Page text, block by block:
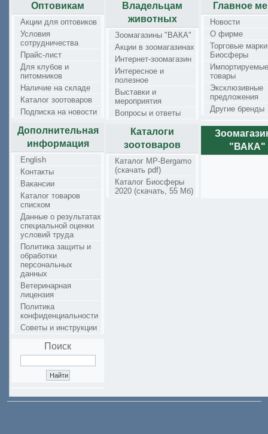
Оптовикам
Акции для оптовиков
Условия
сотрудничества
Прайс-лист
Для клубов и
питомников
Наличие на складе
Каталог зоотоваров
Подписка на новости
Дополнительная
информация
English
Контакты
Вакансии
Каталог товаров
списком
Данные о результатах
специальной оценки
условий труда
Политика защиты и
обработки
персональных
данных
Ветеринарная
лицензия
Политика
конфиденциальности
Советы и инструкции
Поиск
Владельцам
животных
Зоомагазины "ВАКА"
Акции в зоомагазинах
Интернет-зоомагазин
Интересное и
полезное
Выставки и
мероприятия
Вопросы и ответы
Каталоги
зоотоваров
Каталог MP-Bergamo
(скачать pdf)
Каталог Биосферы
2020 (скачать, 55 Мб)
Главное
Новости
О фирме
Торговые марки
Биосферы
Импортируемые
товары
Эксклюзивные
предложения
Другие бренды
"ВАКА"